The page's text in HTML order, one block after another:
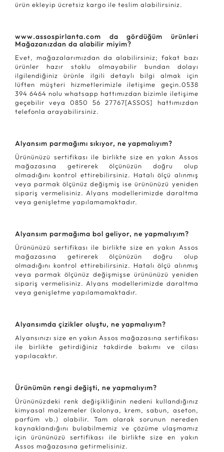
ürün ekleyip ücretsiz kargo ile teslim alabilirsiniz.
www.assospirlanta.com da gördüğüm ürünleri
Mağazanızdan da alabilir miyim?
Evet, mağazalarımızdan da alabilirsiniz; fakat bazı
ürünler hazır stoklu olmayabilir bundan dolayı
ilgilendiğiniz ürünle ilgili detaylı bilgi almak için
lüften müşteri hizmetlerimizle iletişime geçin.0538
394 6464 nolu whatsapp hattımızdan bizimle iletişime
geçebilir veya 0850 56 27767[ASSOS] hattımızdan
telefonla arayabilirsiniz.
Alyansım parmağımı sıkıyor, ne yapmalıyım?
Ürününüzü sertifikası ile birlikte size en yakın Assos
mağazasına getirerek ölçünüzün doğru olup
olmadığını kontrol ettirebilirsiniz. Hatalı ölçü alınmış
veya parmak ölçünüz değişmiş ise ürününüzü yeniden
sipariş vermelisiniz. Alyans modellerimizde daraltma
veya genişletme yapılamamaktadır.
Alyansım parmağıma bol geliyor, ne yapmalıyım?
Ürününüzü sertifikası ile birlikte size en yakın Assos
mağazasına getirerek ölçünüzün doğru olup
olmadığını kontrol ettirebilirsiniz. Hatalı ölçü alınmış
veya parmak ölçünüz değişmişse ürününüzü yeniden
sipariş vermelisiniz. Alyans modellerimizde daraltma
veya genişletme yapılamamaktadır.
Alyansımda çizikler oluştu, ne yapmalıyım?
Alyansınızı size en yakın Assos mağazasına sertifikası
ile birlikte getirdiğiniz takdirde bakımı ve cilası
yapılacaktır.
Ürünümün rengi değişti, ne yapmalıyım?
Ürününüzdeki renk değişikliğinin nedeni kullandığınız
kimyasal malzemeler (kolonya, krem, sabun, aseton,
parfüm vb.) olabilir. Tam olarak sorunun nereden
kaynaklandığını bulabilmemiz ve çözüme ulaşmamız
için ürününüzü sertifikası ile birlikte size en yakın
Assos mağazasına getirmelisiniz.